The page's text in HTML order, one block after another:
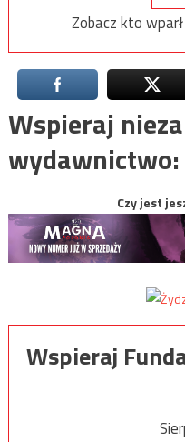
Zobacz kto
Wspieraj
wydawnictwo:
Czy jest
Wspieraj